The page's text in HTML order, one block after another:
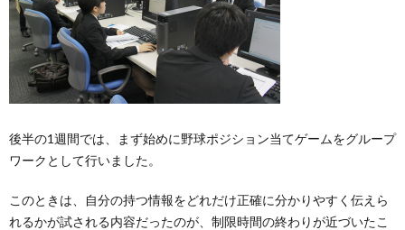
後半の1週間では、まず始めに野球ポジション当てゲームをグループ
ワークとして行いました。
このときは、自分の持つ情報をどれだけ正確に分かりやすく伝えら
れるかが試される内容だったのが、制限時間の終わりが近づいたこ